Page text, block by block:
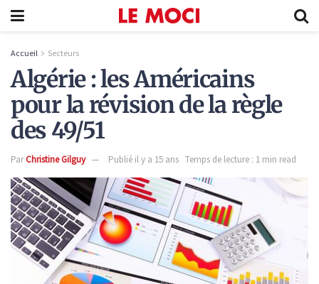
Accueil Secteurs
Algérie : les Américains
pour la révision de la règle
des 49/51
ParChristine Gilguy Publié il y a 15 ans Temps de lecture : 1 min read